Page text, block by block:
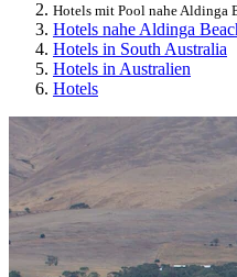
Hotels mit Pool nahe Aldinga
Hotels nahe Aldinga
Hotels in South Australia
Hotels in Australien
Hotels